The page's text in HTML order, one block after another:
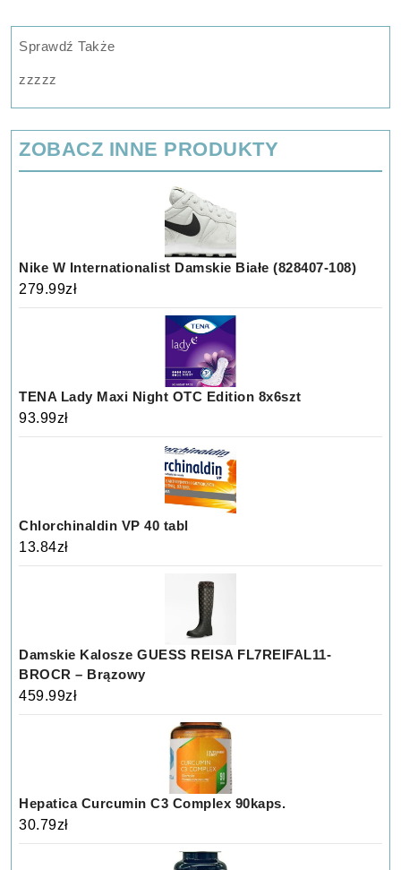
Sprawdź Także
zzzzz
ZOBACZ INNE PRODUKTY
Nike W Internationalist Damskie Białe (828407-108)
279.99zł
TENA Lady Maxi Night OTC Edition 8x6szt
93.99zł
Chlorchinaldin VP 40 tabl
13.84zł
Damskie Kalosze GUESS REISA FL7REIFAL11-
BROCR – Brązowy
459.99zł
Hepatica Curcumin C3 Complex 90kaps.
30.79zł